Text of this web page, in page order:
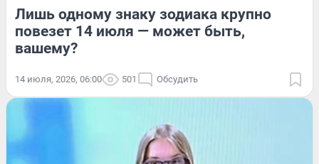
Лишь одному знаку зодиака крупно
повезет 14 июля — может быть,
вашему?
14 июля, 2026, 06:00 501 Обсудить